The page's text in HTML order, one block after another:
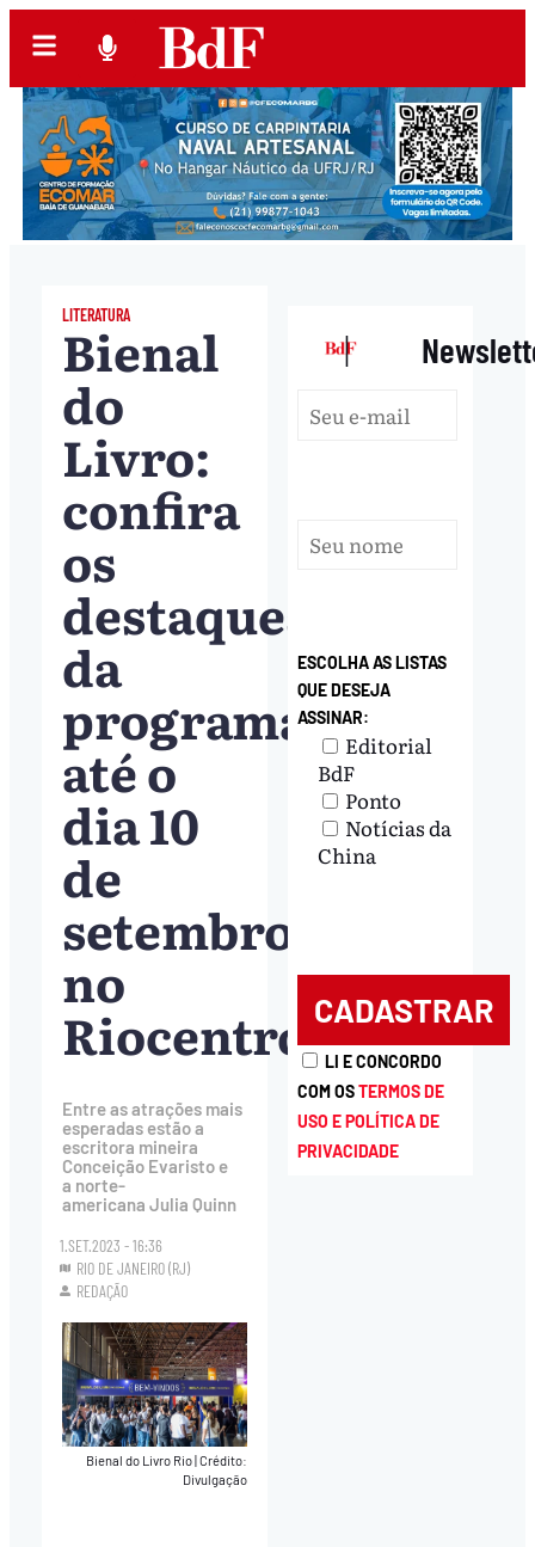
LITERATURA
Bienal
do
Livro:
confira
os
destaques
da
programação
até o
dia 10
de
setembro
no
Riocentro
Entre as atrações mais
esperadas estão a
escritora mineira
Conceição Evaristo e
a norte-
americana Julia Quinn
1.SET.2023 - 16:36
RIO DE JANEIRO (RJ)
REDAÇÃO
Bienal do Livro Rio|Crédito:
Divulgação
|
ESCOLHA AS LISTAS
QUE DESEJA
ASSINAR:
Editorial
BdF
Ponto
Notícias da
China
LI E CONCORDO
COM OSTERMOS DE
USO E POLÍTICA DE
PRIVACIDADE